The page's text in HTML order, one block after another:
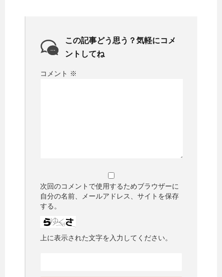
この記事どう思う？気軽にコメ
ントしてね
コメント ※
次回のコメントで使用するためブラウザーに
自分の名前、メールアドレス、サイトを保存
する。
上に表示された文字を入力してください。